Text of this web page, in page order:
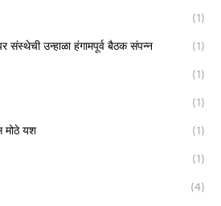
(1)
संस्थेची उन्हाळा हंगामपूर्व बैठक संपन्न (1)
(1)
(1)
मोठे यश (1)
(1)
(4)